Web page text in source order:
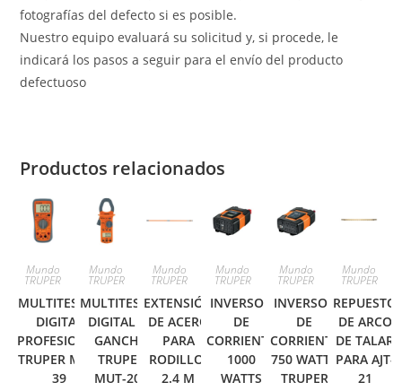
fotografías del defecto si es posible.
Nuestro equipo evaluará su solicitud y, si procede, le
indicará los pasos a seguir para el envío del producto
defectuoso
Productos relacionados
Mundo
TRUPER
MULTITESTER
DIGITAL
PROFESIONAL
TRUPER MUT-
39
Mundo
TRUPER
MULTITESTER
DIGITAL DE
GANCHO
TRUPER
MUT-202
Mundo
TRUPER
EXTENSIÓN
DE ACERO
PARA
RODILLO,
2.4 M
Mundo
TRUPER
INVERSOR
DE
CORRIENTE
1000
WATTS
Mundo
TRUPER
INVERSOR
DE
CORRIENTE
750 WATTS
TRUPER
Mundo
TRUPER
REPUESTO
DE ARCO
DE TALAR
PARA AJT-
21